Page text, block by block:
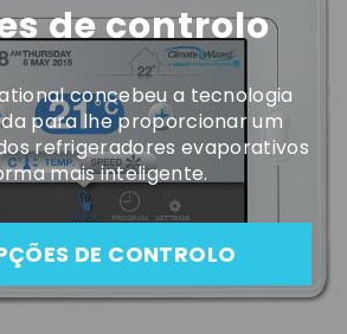
de controlo
concebeu a tecnologia
para lhe proporcionar um
refrigeradores evaporativos
mais inteligente.
DE CONTROLO